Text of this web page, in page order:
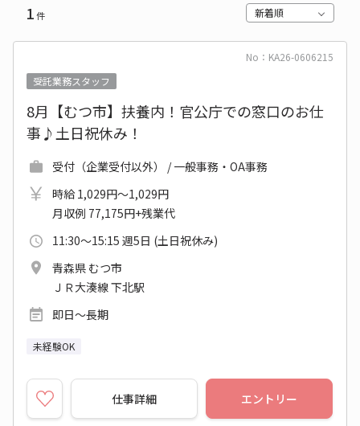
1件 新着順
No：KA26-0606215
受託業務スタッフ
8月【むつ市】扶養内！官公庁での窓口のお仕
事♪土日祝休み！
受付（企業受付以外） / 一般事務・OA事務
時給 1,029円～1,029円
月収例 77,175円+残業代
11:30～15:15 週5日 (土日祝休み)
青森県 むつ市
ＪＲ大湊線 下北駅
即日～長期
未経験OK
仕事詳細 エントリー